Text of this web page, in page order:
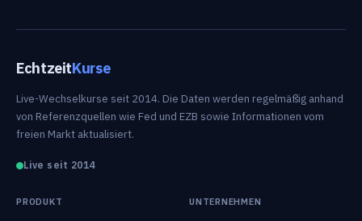
EchtzeitKurse
Live-Wechselkurse seit 2014. Die Daten werden regelmäßig anhand
von Referenzquellen wie Fed und EZB sowie Informationen vom
freien Markt aktualisiert.
Live seit 2014
PRODUKT UNTERNEHMEN